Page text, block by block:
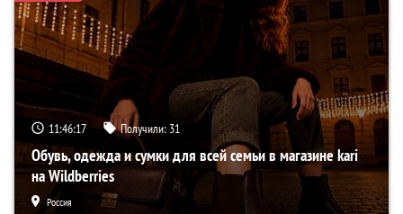
11:46:17 Получили: 31
Обувь, одежда и сумки для всей семьи в магазине kari
на Wildberries
Россия